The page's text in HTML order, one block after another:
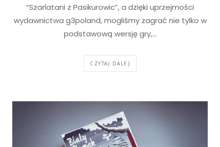
“Szarlatani z Pasikurowic”, a dzięki uprzejmości
wydawnictwa g3poland, mogliśmy zagrać nie tylko w
podstawową wersję gry,…
CZYTAJ DALEJ